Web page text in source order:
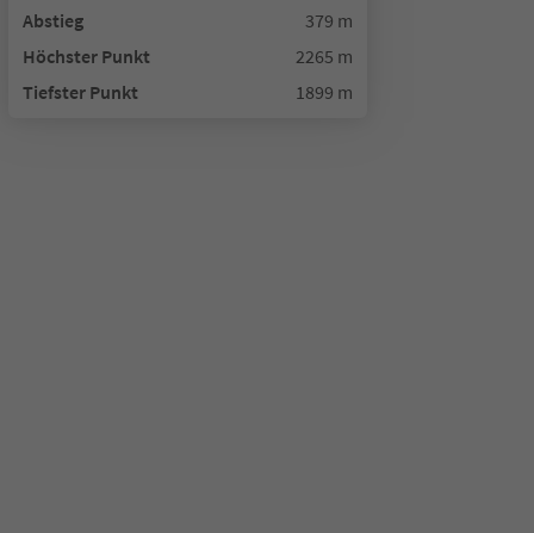
Abstieg
379 m
Höchster Punkt
2265 m
Tiefster Punkt
1899 m